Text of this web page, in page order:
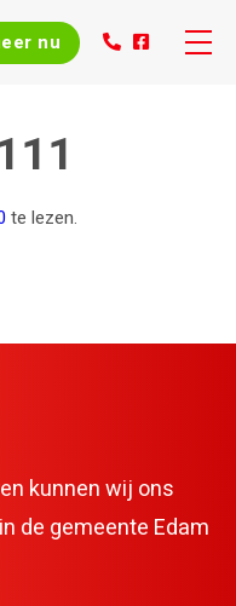
nu
te lezen.
kunnen wij ons
de gemeente Edam